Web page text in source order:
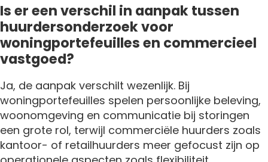
Is er een verschil in aanpak tussen
huurdersonderzoek voor
woningportefeuilles en commercieel
vastgoed?
Ja, de aanpak verschilt wezenlijk. Bij
woningportefeuilles spelen persoonlijke beleving,
woonomgeving en communicatie bij storingen
een grote rol, terwijl commerciële huurders zoals
kantoor- of retailhuurders meer gefocust zijn op